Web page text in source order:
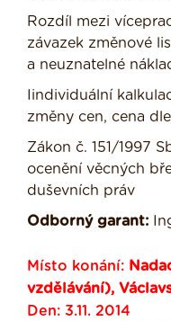
Rozdíl mezi
závazek změnové
a neuznatelné
Iindividuální
změny cen, cena
Zákon č. 151/1997
ocenění věcných
duševních práv
Odborný garant:
Místo konání:
vzdělávání),
Den: 3.11. 2014